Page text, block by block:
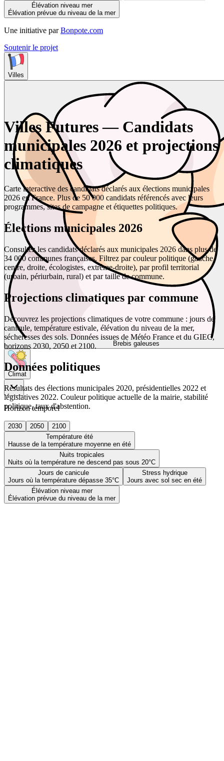
Élévation niveau mer
Élévation prévue du niveau de la mer
Une initiative par Bonpote.com
Soutenir le projet
Villes
Brebis galeuses
Climat
Horizon temporel
2030 2050
2100
Température été
Hausse de la température moyenne en été
Nuits tropicales
Nuits où la température ne descend pas sous 20°C
Jours de canicule
Jours où la température dépasse 35°C
Stress hydrique
Jours avec sol sec en été
Élévation niveau mer
Élévation prévue du niveau de la mer
Villes Futures — Candidats
municipales 2026 et projections
climatiques
Carte interactive des candidats déclarés aux élections municipales
2026 en France. Plus de 50 000 candidats référencés avec leurs
programmes, sites de campagne et étiquettes politiques.
Élections municipales 2026
Consultez les candidats déclarés aux municipales 2026 dans plus de
34 000 communes françaises. Filtrez par couleur politique (gauche,
centre, droite, écologistes, extrême-droite), par profil territorial
(urbain, périurbain, rural) et par taille de commune.
Projections climatiques par commune
Découvrez les projections climatiques de votre commune : jours de
canicule, température estivale, élévation du niveau de la mer,
sécheresses des sols. Données issues de Météo France et du GIEC,
horizons 2030, 2050 et 2100.
Données politiques
Résultats des élections municipales 2020, présidentielles 2022 et
législatives 2022. Couleur politique actuelle de la mairie, stabilité
politique, taux d'abstention.